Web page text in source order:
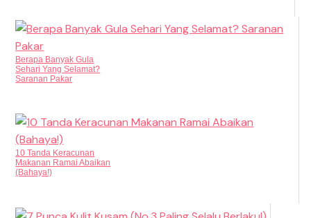
Berapa Banyak Gula
Sehari Yang Selamat?
Saranan Pakar
10 Tanda Keracunan
Makanan Ramai Abaikan
(Bahaya!)